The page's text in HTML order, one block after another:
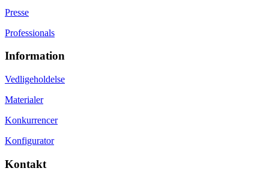
Presse
Professionals
Information
Vedligeholdelse
Materialer
Konkurrencer
Konfigurator
Kontakt